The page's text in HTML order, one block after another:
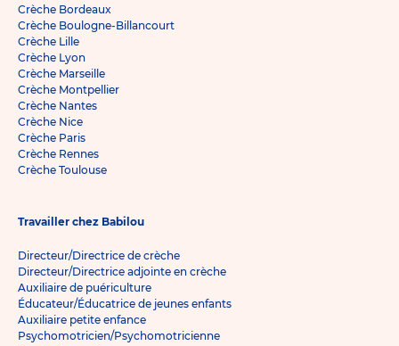
Crèche Bordeaux
Crèche Boulogne-Billancourt
Crèche Lille
Crèche Lyon
Crèche Marseille
Crèche Montpellier
Crèche Nantes
Crèche Nice
Crèche Paris
Crèche Rennes
Crèche Toulouse
Travailler chez Babilou
Directeur/Directrice de crèche
Directeur/Directrice adjointe en crèche
Auxiliaire de puériculture
Éducateur/Éducatrice de jeunes enfants
Auxiliaire petite enfance
Psychomotricien/Psychomotricienne